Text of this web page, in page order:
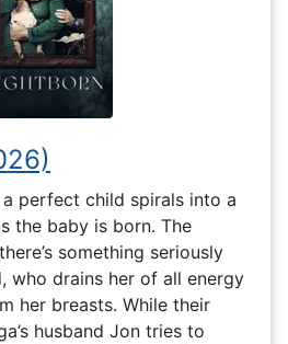
a perfect child spirals into a
the baby is born. The
something seriously
who drains her of all energy
her breasts. While their
husband Jon tries to